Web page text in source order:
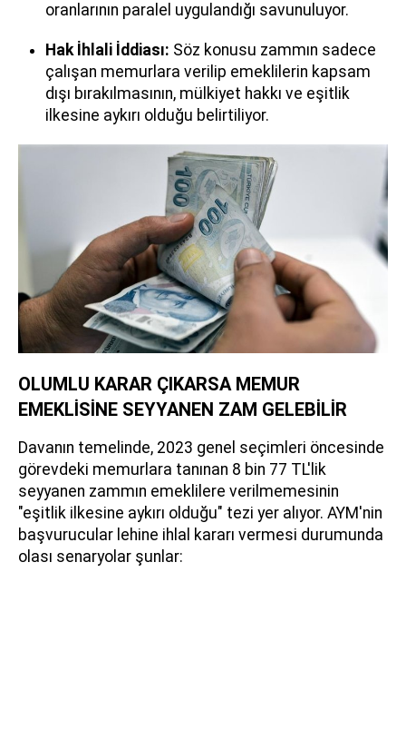
oranlarının paralel uygulandığı savunuluyor.
Hak İhlali İddiası: Söz konusu zammın sadece
çalışan memurlara verilip emeklilerin kapsam
dışı bırakılmasının, mülkiyet hakkı ve eşitlik
ilkesine aykırı olduğu belirtiliyor.
OLUMLU KARAR ÇIKARSA MEMUR
EMEKLİSİNE SEYYANEN ZAM GELEBİLİR
Davanın temelinde, 2023 genel seçimleri öncesinde
görevdeki memurlara tanınan 8 bin 77 TL'lik
seyyanen zammın emeklilere verilmemesinin
"eşitlik ilkesine aykırı olduğu" tezi yer alıyor. AYM'nin
başvurucular lehine ihlal kararı vermesi durumunda
olası senaryolar şunlar: